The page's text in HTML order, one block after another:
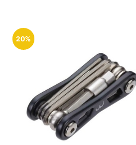
20%